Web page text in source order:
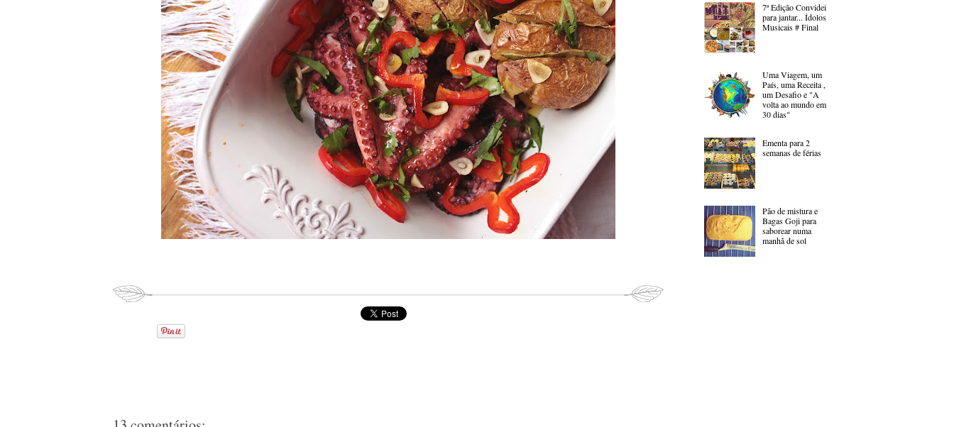
7ª Edição Convidei
para jantar... Ídolos
Musicais # Final
Uma Viagem, um
País, uma Receita ,
um Desafio e "A
volta ao mundo em
30 dias"
Ementa para 2
semanas de férias
Pão de mistura e
Bagas Goji para
saborear numa
manhã de sol